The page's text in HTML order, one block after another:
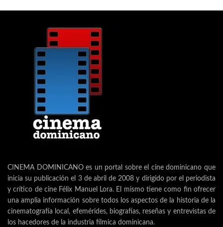
CINEMA DOMINICANO es un portal sobre el cine dominicano que
inicia su publicación el 3 de abril de 2008 y dirigido por el periodista
y crítico de cine Félix Manuel Lora. El mismo tiene como fin ofrecer
una amplia información sobre todos los aspectos de la historia de la
cinematografía local, efemérides, biografías, reseñas y entrevistas de
los hacedores de la industria fílmica dominicana.